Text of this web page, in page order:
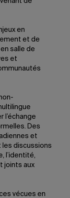
en
et de
salle de
et
l’échange
Des
et
les discussions
l’identité,
joints aux
vécues en